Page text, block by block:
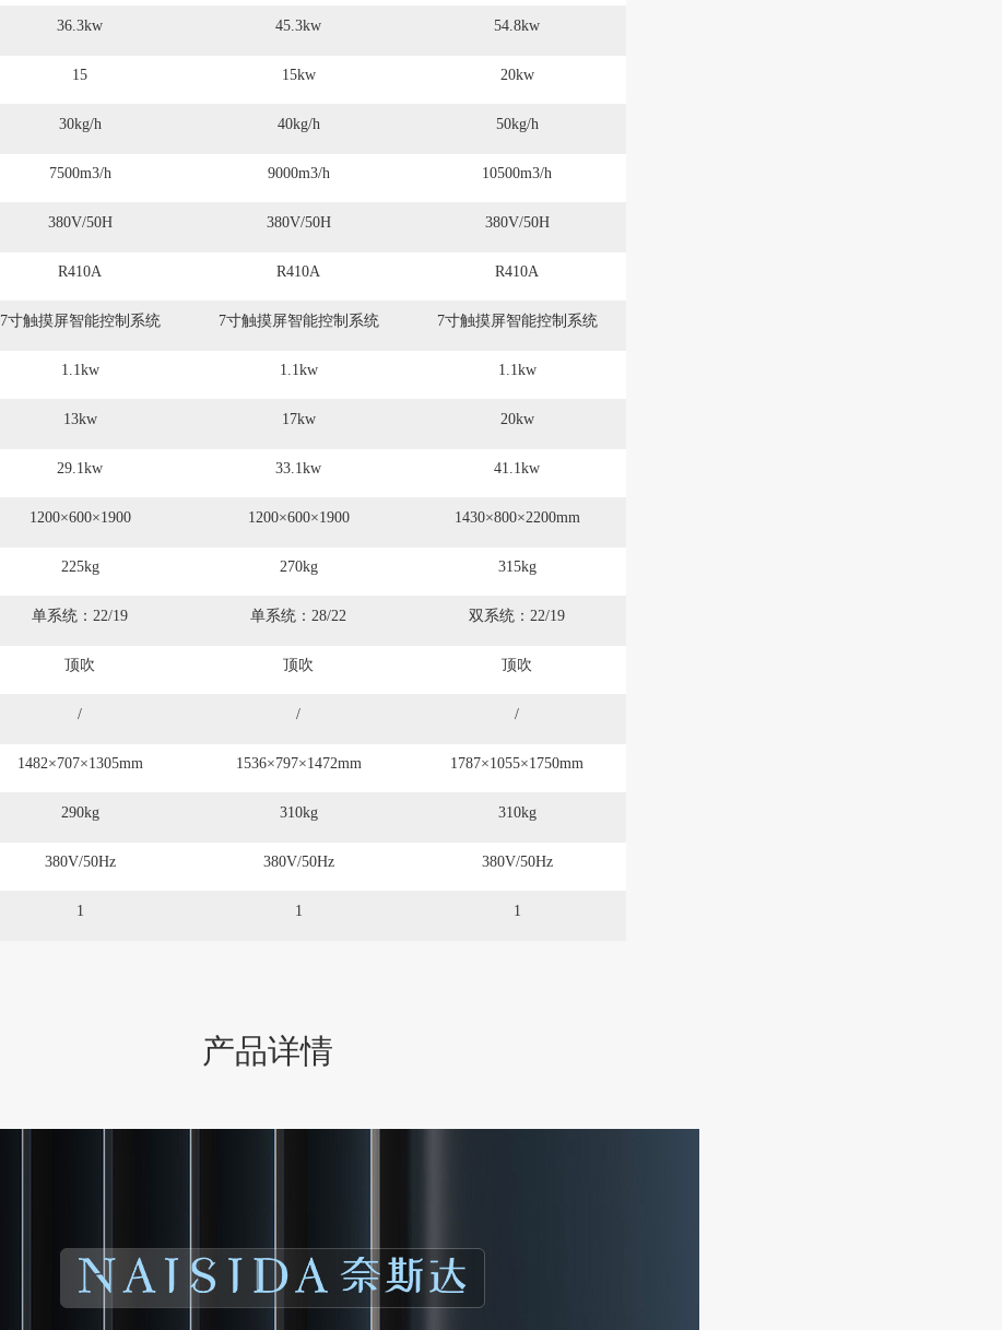
36.3kw
15
30kg/h
7500m3/h
380V/50H
R410A
7寸触摸屏智能控制系统
1.1kw
13kw
29.1kw
1200×600×1900
225kg
单系统：22/19
顶吹
/
1482×707×1305mm
290kg
380V/50Hz
1
45.3kw
15kw
40kg/h
9000m3/h
380V/50H
R410A
7寸触摸屏智能控制系统
1.1kw
17kw
33.1kw
1200×600×1900
270kg
单系统：28/22
顶吹
/
1536×797×1472mm
310kg
380V/50Hz
1
54.8kw
20kw
50kg/h
10500m3/h
380V/50H
R410A
7寸触摸屏智能控制系统
1.1kw
20kw
41.1kw
1430×800×2200mm
315kg
双系统：22/19
顶吹
/
1787×1055×1750mm
310kg
380V/50Hz
1
产品详情